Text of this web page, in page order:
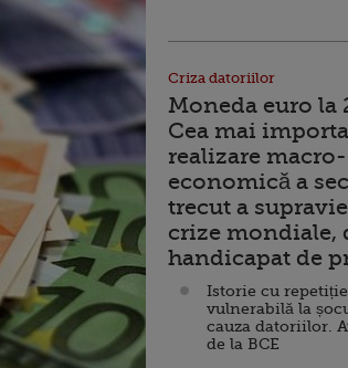
Criza datoriilor
Moneda euro la
Cea mai
realizare macro-
economică a
trecut a
crize mondiale,
handicapat de
Istorie cu
vulnerabilă la
cauza datoriilor.
de la BCE